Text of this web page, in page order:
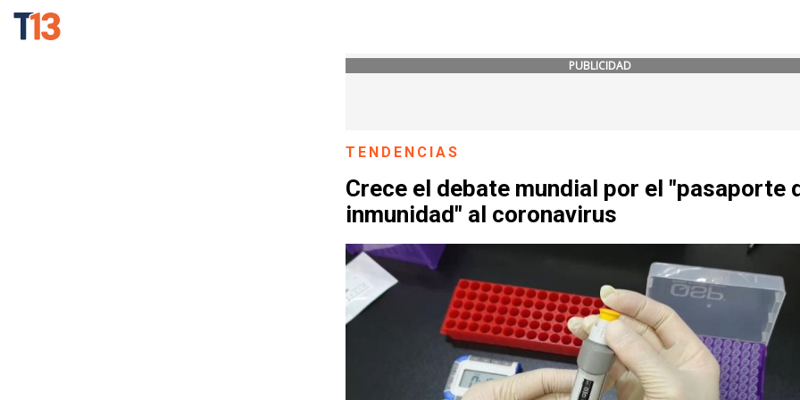
PUBLICIDAD
TENDENCIAS
Crece el debate mundial por el "pasaporte
inmunidad" al coronavirus